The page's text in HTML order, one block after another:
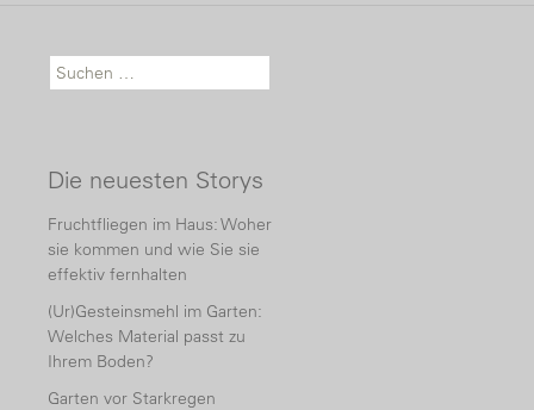
Suche nach:
Die neuesten Storys
Fruchtfliegen im Haus: Woher
sie kommen und wie Sie sie
effektiv fernhalten
(Ur)Gesteinsmehl im Garten:
Welches Material passt zu
Ihrem Boden?
Garten vor Starkregen